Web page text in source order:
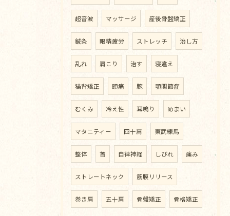
超音波 マッサージ 産後骨盤矯正
鍼灸 眼精疲労 ストレッチ 治し方
乱れ 肩こり 治す 寝違え
猫背矯正 頭痛 腕 顎関節症
むくみ 冷え性 耳鳴り めまい
マタニティー 四十肩 東武練馬
整体 首 自律神経 しびれ 痛み
ストレートネック 筋膜リリース
巻き肩 五十肩 骨盤矯正 骨格矯正